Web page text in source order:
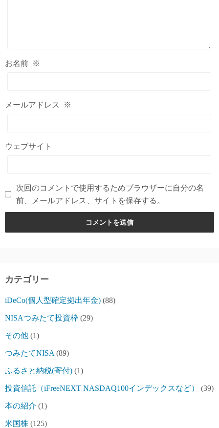
お名前 ※
メールアドレス ※
ウェブサイト
次回のコメントで使用するためブラウザーに自分の名
前、メールアドレス、サイトを保存する。
カテゴリー
iDeCo(個人型確定拠出年金) (88)
NISAつみたて投資枠 (29)
その他 (1)
つみたてNISA (89)
ふるさと納税(寄付) (1)
投資信託（iFreeNEXT NASDAQ100インデックスなど） (39)
本の紹介 (1)
米国株 (125)